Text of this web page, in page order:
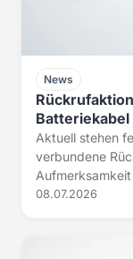
News
Batteriekabel
Aktuell stehen
verbundene
08.07.2026